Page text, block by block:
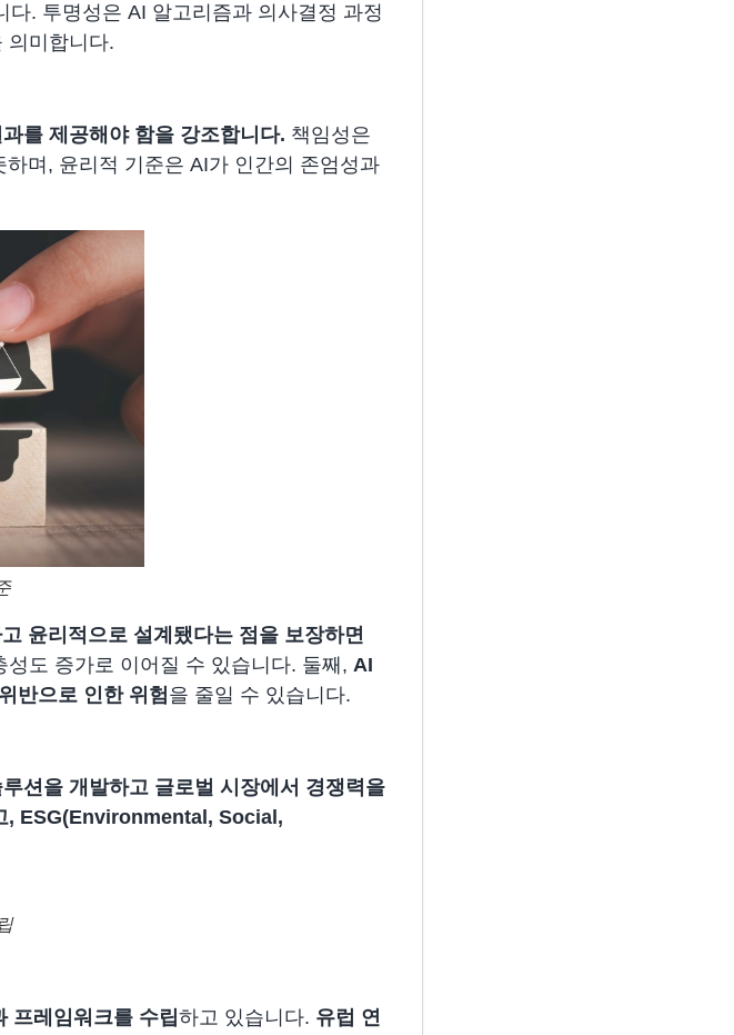
다. 투명성은 AI 알고리즘과 의사결정 과정
의미합니다.
를 제공해야 함을 강조합니다. 책임성은
며, 윤리적 기준은 AI가 인간의 존엄성과
윤리적으로 설계됐다는 점을 보장하면
도 증가로 이어질 수 있습니다. 둘째, AI
반으로 인한 위험을 줄일 수 있습니다.
션을 개발하고 글로벌 시장에서 경쟁력을
, ESG(Environmental, Social,
프레임워크를 수립하고 있습니다. 유럽 연